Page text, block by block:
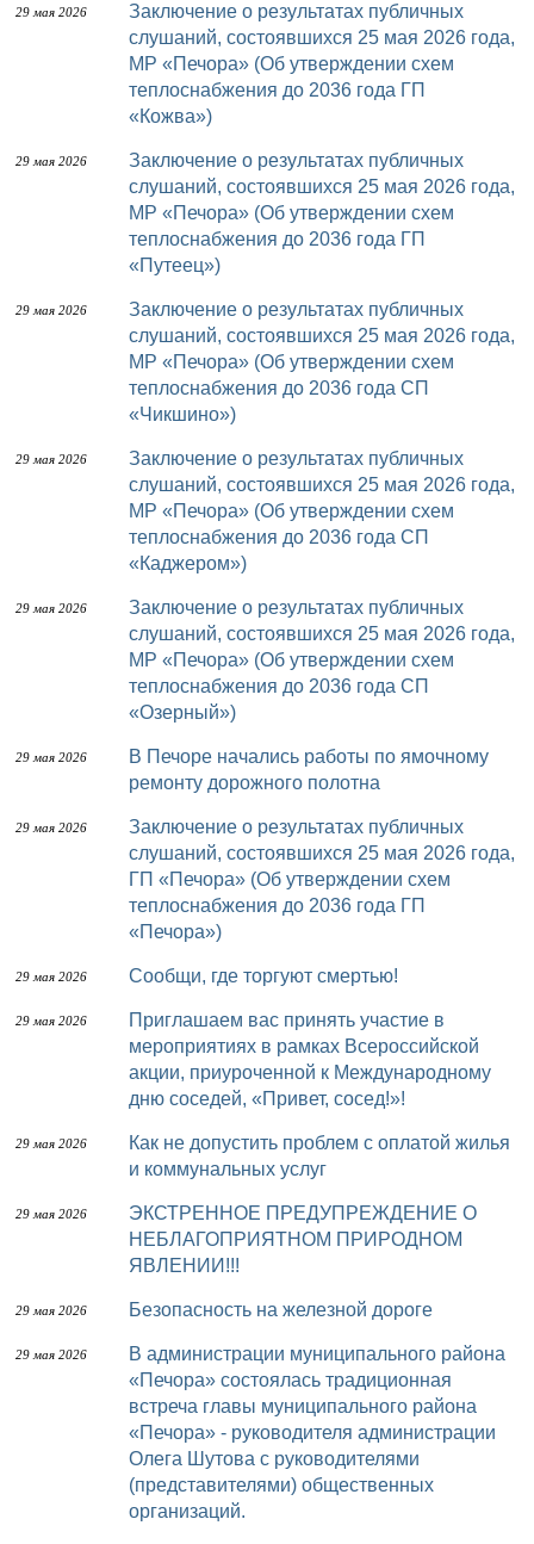
29 мая 2026
Заключение о результатах публичных
слушаний, состоявшихся 25 мая 2026 года,
МР «Печора» (Об утверждении схем
теплоснабжения до 2036 года ГП
«Кожва»)
29 мая 2026
Заключение о результатах публичных
слушаний, состоявшихся 25 мая 2026 года,
МР «Печора» (Об утверждении схем
теплоснабжения до 2036 года ГП
«Путеец»)
29 мая 2026
Заключение о результатах публичных
слушаний, состоявшихся 25 мая 2026 года,
МР «Печора» (Об утверждении схем
теплоснабжения до 2036 года СП
«Чикшино»)
29 мая 2026
Заключение о результатах публичных
слушаний, состоявшихся 25 мая 2026 года,
МР «Печора» (Об утверждении схем
теплоснабжения до 2036 года СП
«Каджером»)
29 мая 2026
Заключение о результатах публичных
слушаний, состоявшихся 25 мая 2026 года,
МР «Печора» (Об утверждении схем
теплоснабжения до 2036 года СП
«Озерный»)
29 мая 2026
В Печоре начались работы по ямочному
ремонту дорожного полотна
29 мая 2026
Заключение о результатах публичных
слушаний, состоявшихся 25 мая 2026 года,
ГП «Печора» (Об утверждении схем
теплоснабжения до 2036 года ГП
«Печора»)
29 мая 2026 Сообщи, где торгуют смертью!
29 мая 2026
Приглашаем вас принять участие в
мероприятиях в рамках Всероссийской
акции, приуроченной к Международному
дню соседей, «Привет, сосед!»!
29 мая 2026
Как не допустить проблем с оплатой жилья
и коммунальных услуг
29 мая 2026
ЭКСТРЕННОЕ ПРЕДУПРЕЖДЕНИЕ О
НЕБЛАГОПРИЯТНОМ ПРИРОДНОМ
ЯВЛЕНИИ!!!
29 мая 2026 Безопасность на железной дороге
29 мая 2026
В администрации муниципального района
«Печора» состоялась традиционная
встреча главы муниципального района
«Печора» - руководителя администрации
Олега Шутова с руководителями
(представителями) общественных
организаций.